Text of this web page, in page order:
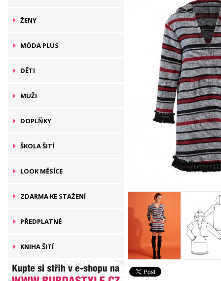
ŽENY
MÓDA PLUS
DĚTI
MUŽI
DOPLŇKY
ŠKOLA ŠITÍ
LOOK MĚSÍCE
ZDARMA KE STAŽENÍ
PŘEDPLATNÉ
KNIHA ŠITÍ